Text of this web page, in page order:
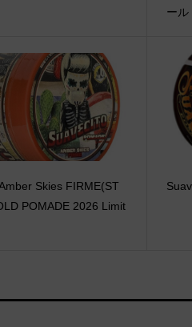
ール
Skies FIRME(ST
POMADE 2026 Limit